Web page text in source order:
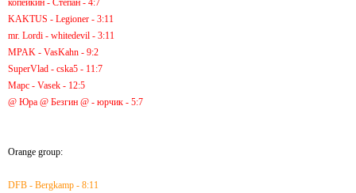
KAKTUS - Legioner - 3:11
mr. Lordi - whitedevil - 3:11
MPAK - VasKahn - 9:2
SuperVlad - cska5 - 11:7
Марс - Vasek - 12:5
@ Юра @ Безгин @ - юрчик - 5:7
Orange group:
DFB - Bergkamp - 8:11